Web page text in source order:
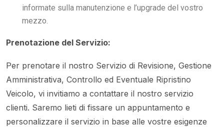
informate sulla manutenzione e l’upgrade del vostro
mezzo.
Prenotazione del Servizio:
Per prenotare il nostro Servizio di Revisione, Gestione
Amministrativa, Controllo ed Eventuale Ripristino
Veicolo, vi invitiamo a contattare il nostro servizio
clienti. Saremo lieti di fissare un appuntamento e
personalizzare il servizio in base alle vostre esigenze